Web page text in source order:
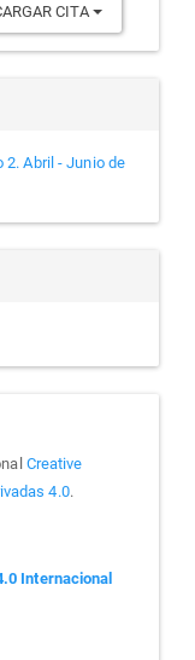
CITA
2. Abril - Junio de
Creative
4.0.
Internacional